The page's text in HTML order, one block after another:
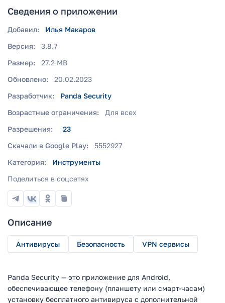
Сведения о приложении
Добавил:
Илья Макаров
Версия:
3.8.7
Размер:
27.2 MB
Обновлено:
20.02.2023
Разработчик:
Panda Security
Возрастные ограничения:
Для всех
Разрешения:
23
Скачали в Google Play:
5552927
Категория:
Инструменты
Поделиться в соцсетях
Описание
Антивирусы Безопасность VPN сервисы
Panda Security — это приложение для Android,
обеспечивающее телефону (планшету или смарт-часам)
установку бесплатного антивируса с дополнительной